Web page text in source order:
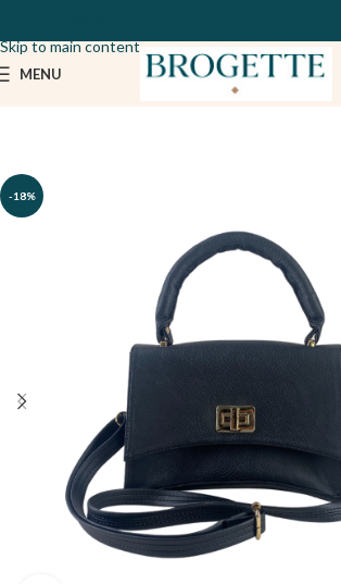
Skip to main content
MENU
-18%